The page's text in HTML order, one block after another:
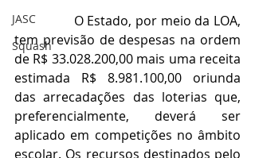
JASC
Squash
                O Estado, por meio da LOA,
tem previsão de despesas na ordem
de R$ 33.028.200,00 mais uma receita
estimada R$ 8.981.100,00 oriunda
das arrecadações das loterias que,
preferencialmente, deverá ser
aplicado em competições no âmbito
escolar. Os recursos destinados pelo